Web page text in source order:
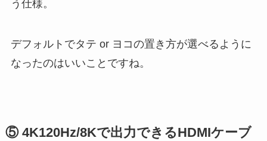
う仕様。
デフォルトでタテ or ヨコの置き方が選べるように
なったのはいいことですね。
⑤ 4K120Hz/8Kで出力できるHDMIケーブ